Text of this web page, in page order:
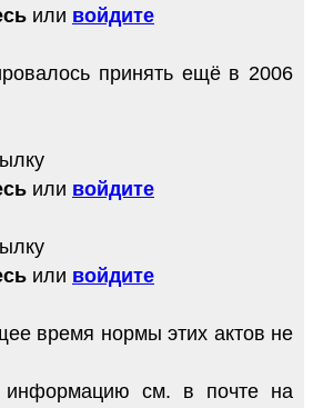
или войдите
принять ещё в 2006
или войдите
или войдите
время нормы этих актов не
информацию см. в почте на